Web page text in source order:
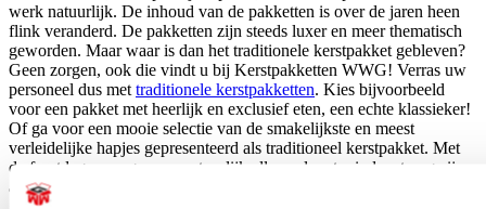
werk natuurlijk. De inhoud van de pakketten is over de jaren heen
flink veranderd. De pakketten zijn steeds luxer en meer thematisch
geworden. Maar waar is dan het traditionele kerstpakket gebleven?
Geen zorgen, ook die vindt u bij Kerstpakketten WWG! Verras uw
personeel dus met traditionele kerstpakketten. Kies bijvoorbeeld
voor een pakket met heerlijk en exclusief eten, een echte klassieker!
Of ga voor een mooie selectie van de smakelijkste en meest
verleidelijke hapjes gepresenteerd als traditioneel kerstpakket. Met
de feestdagen mogen we natuurlijk allemaal wat minder streng zijn
als het gaat om de calorieën! Met een traditioneel cadeaupakket